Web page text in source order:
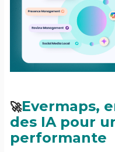
🚀Evermaps,
des IA pour
performante